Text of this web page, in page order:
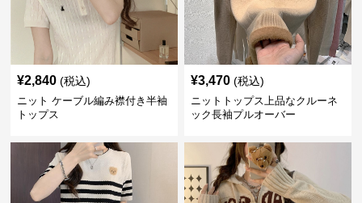
¥2,840 (税込)
ニット ケーブル編み襟付き半袖
トップス
¥3,470 (税込)
ニットトップス上品なクルーネ
ック長袖プルオーバー